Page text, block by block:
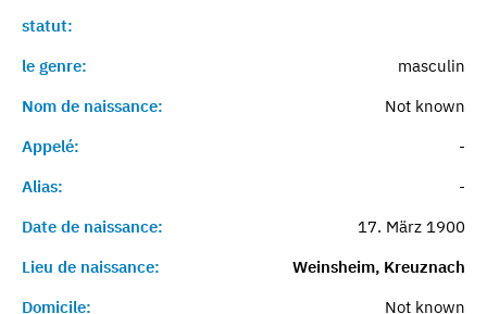
statut:
le genre:
masculin
Nom de naissance:
Not known
Appelé:
-
Alias:
-
Date de naissance:
17. März 1900
Lieu de naissance:
Weinsheim, Kreuznach
Domicile:
Not known